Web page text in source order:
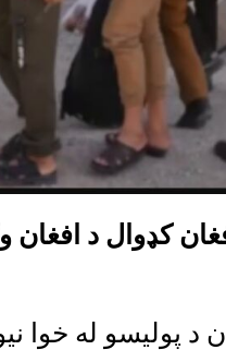
کډوال د افغان
د پولیسو له خوا